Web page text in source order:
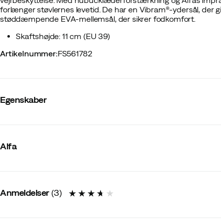
forlænger støvlernes levetid. De har en Vibram®-ydersål, der
støddæmpende EVA-mellemsål, der sikrer fodkomfort.
Skaftshøjde: 11 cm (EU 39)
Artikelnummer:FS561782
Egenskaber
Størrelsesoplysninger
Udvendigt materiale: Uld
Alfa
Anmeldelser (3)